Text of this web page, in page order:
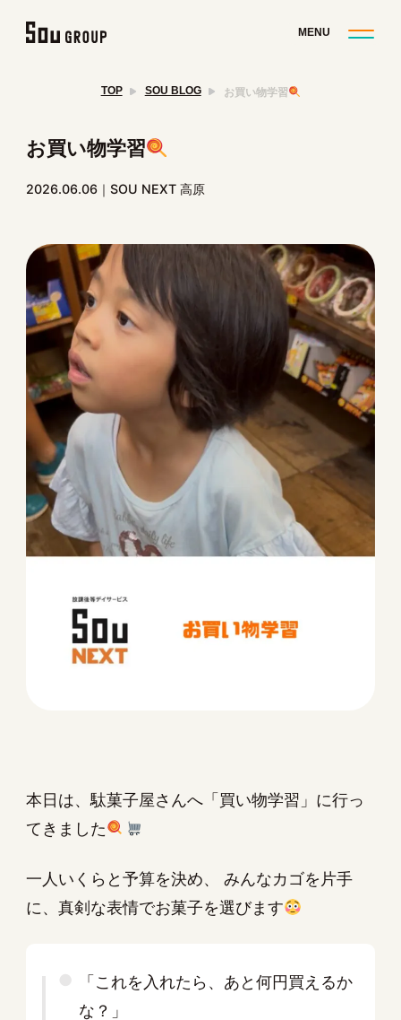
TOP SOU BLOG お買い物学習
お買い物学習
2026.06.06 SOU NEXT 高原
本日は、駄菓子屋さんへ「買い物学習」に行っ
てきました
一人いくらと予算を決め、 みんなカゴを片手
に、真剣な表情でお菓子を選びます
「これを入れたら、あと何円買えるか
な？」